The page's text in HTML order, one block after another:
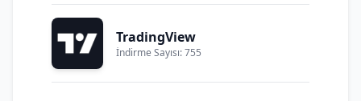
TradingView
İndirme Sayısı: 755